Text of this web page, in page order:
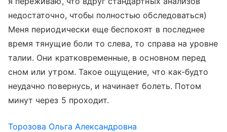
недостаточно, чтобы полностью обследоваться)
Меня периодически еще беспокоят в последнее
время тянущие боли то слева, то справа на уровне
талии. Они кратковременные, в основном перед
сном или утром. Такое ощущение, что как-будто
неудачно повернусь, и начинает болеть. Потом
минут через 5 проходит.
Торозова Ольга Александровна